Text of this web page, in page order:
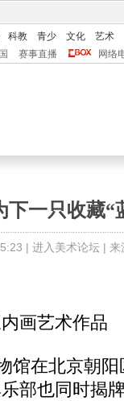
科教 青少 文化
艺术
赛事直播 网络
下一只收藏“
| 进入美术论坛| 来
画艺术作品
在北京朝阳
部也同时揭